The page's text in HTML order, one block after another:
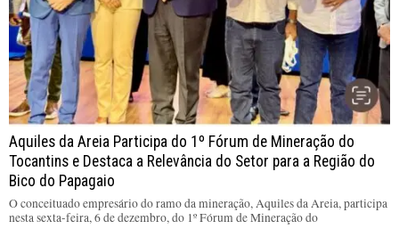
Aquiles da Areia Participa do 1º Fórum de Mineração do
Tocantins e Destaca a Relevância do Setor para a Região do
Bico do Papagaio
O conceituado empresário do ramo da mineração, Aquiles da Areia, participa
nesta sexta-feira, 6 de dezembro, do 1º Fórum de Mineração do